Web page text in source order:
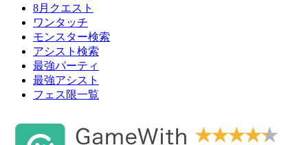
8月クエスト
ワンタッチ
モンスター検索
アシスト検索
最強パーティ
最強アシスト
フェス限一覧